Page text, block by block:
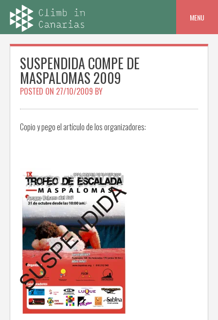
content
MENU
SUSPENDIDA COMPE DE
MASPALOMAS 2009
POSTED ON 27/10/2009 BY
Copio y pego el artículo de los organizadores: